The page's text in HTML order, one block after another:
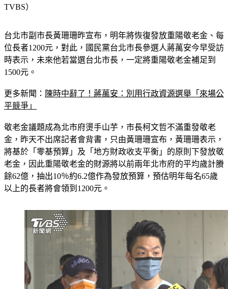
位長者1200元，對此，國民黨台北市長參選人蔣萬安今早受訪
時表示，未來他若當選台北市長，一定將重陽敬老金補足到
1500元。
平競爭」
金，昨天不出席記者會背書，只由黃珊珊宣布，黃珊珊表示，
將基於「零基預算」及「地方財政收支平衡」的原則下發放敬
老金，因此重陽敬老金的財源將以前兩年北市府的平均歲計賸
餘62億，抽出10％約6.2億作為發放預算，預估明年每名65歲
以上的長者將會領到1200元。